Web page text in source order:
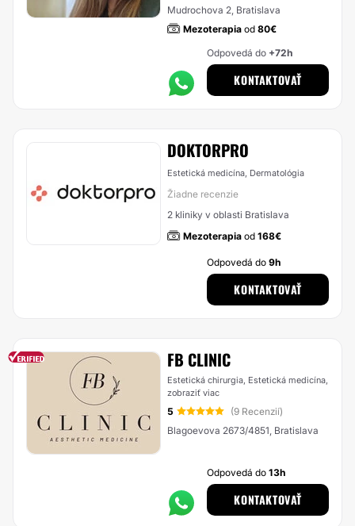
Mudrochova 2, Bratislava
Mezoterapia od 80€
Odpovedá do +72h
KONTAKTOVAŤ
DOKTORPRO
Estetická medicína, Dermatológia
Žiadne recenzie
2 kliniky v oblasti Bratislava
Mezoterapia od 168€
Odpovedá do9h
KONTAKTOVAŤ
FB CLINIC
Estetická chirurgia, Estetická medicína,
zobraziť viac
5
(9 Recenzií)
Blagoevova 2673/4851, Bratislava
Odpovedá do13h
KONTAKTOVAŤ